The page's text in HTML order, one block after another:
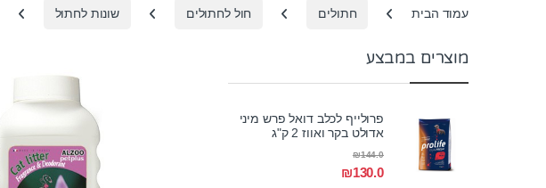
עמוד הבית חתולים חול לחתולים שונות לחתול
מוצרים במבצע
פרולייף לכלב דואל פרש מיני
אדולט בקר ואווז 2 ק"ג
₪130.0
₪144.0